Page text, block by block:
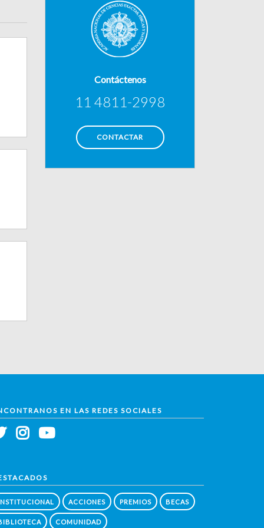
Contáctenos
11 4811-2998
CONTACTAR
EN LAS REDES SOCIALES
ACCIONES PREMIOS BECAS
COMUNIDAD